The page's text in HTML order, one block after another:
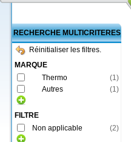
RECHERCHE MULTICRITERES
Réinitialiser les filtres.
MARQUE
Thermo
(1)
Autres
(1)
FILTRE
Non applicable
(2)